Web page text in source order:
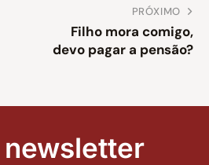
PRÓXIMO
Filho mora comigo,
devo pagar a pensão?